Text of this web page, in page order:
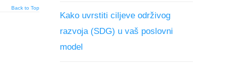
Back to Top
Kako uvrstiti ciljeve održivog
razvoja (SDG) u vaš poslovni
model